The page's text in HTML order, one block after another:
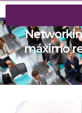
máximo